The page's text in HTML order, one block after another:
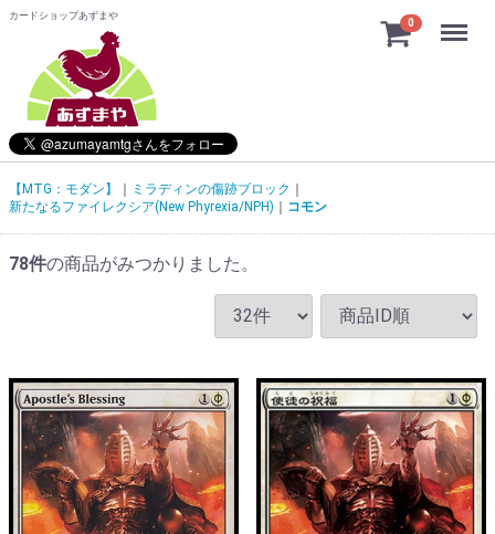
カードショップあずまや
0 Menu
【MTG：モダン】
ミラディンの傷跡ブロック
新たなるファイレクシア(New Phyrexia/NPH)
コモン
78件の商品がみつかりました。